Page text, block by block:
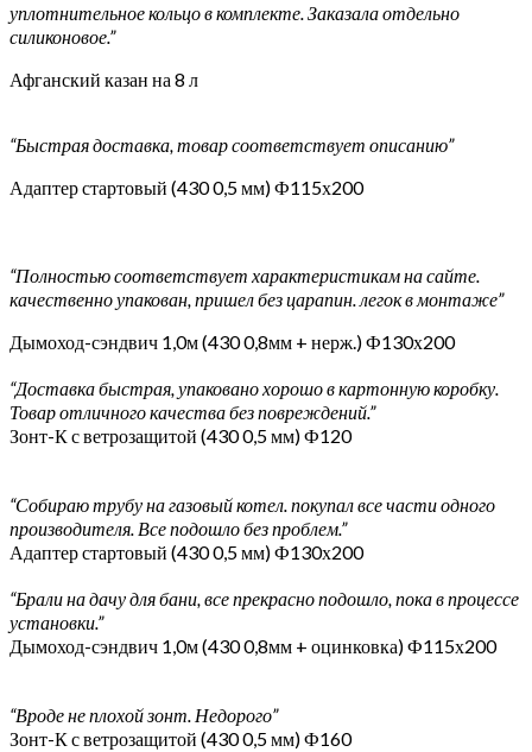
уплотнительное кольцо в комплекте. Заказала отдельно
силиконовое.”
Афганский казан на 8 л
“Быстрая доставка, товар соответствует описанию”
Адаптер стартовый (430 0,5 мм) Ф115х200
“Полностью соответствует характеристикам на сайте.
качественно упакован, пришел без царапин. легок в монтаже”
Дымоход-сэндвич 1,0м (430 0,8мм + нерж.) Ф130х200
“Доставка быстрая, упаковано хорошо в картонную коробку.
Товар отличного качества без повреждений.”
Зонт-К с ветрозащитой (430 0,5 мм) Ф120
“Собираю трубу на газовый котел. покупал все части одного
производителя. Все подошло без проблем.”
Адаптер стартовый (430 0,5 мм) Ф130х200
“Брали на дачу для бани, все прекрасно подошло, пока в процессе
установки.”
Дымоход-сэндвич 1,0м (430 0,8мм + оцинковка) Ф115х200
“Вроде не плохой зонт. Недорого”
Зонт-К с ветрозащитой (430 0,5 мм) Ф160